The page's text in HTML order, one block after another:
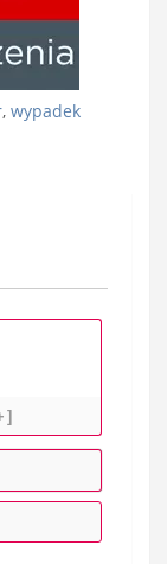
, wypadek
P
r
e
E
-